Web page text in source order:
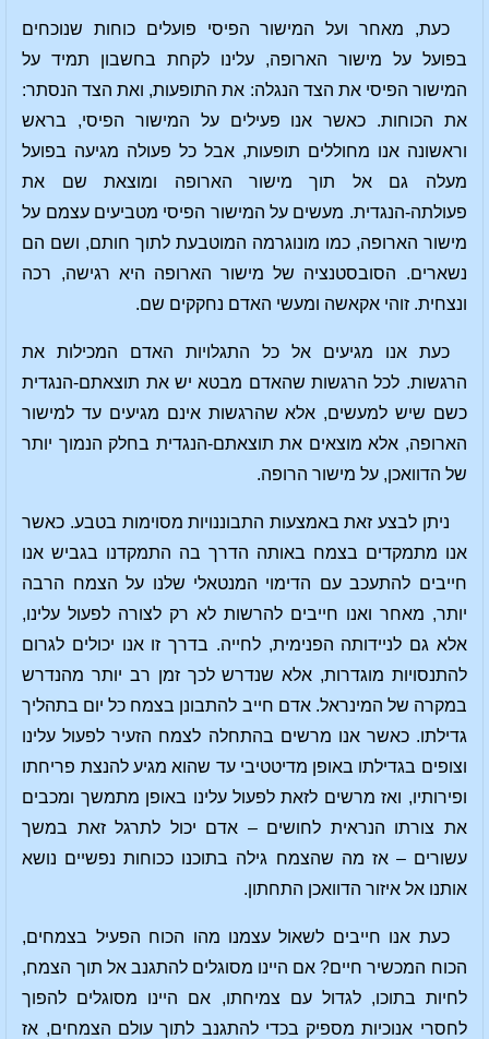
כעת, מאחר ועל המישור הפיסי פועלים כוחות שנוכחים
בפועל על מישור הארופה, עלינו לקחת בחשבון תמיד על
המישור הפיסי את הצד הנגלה: את התופעות, ואת הצד הנסתר:
את הכוחות. כאשר אנו פעילים על המישור הפיסי, בראש
וראשונה אנו מחוללים תופעות, אבל כל פעולה מגיעה בפועל
מעלה גם אל תוך מישור הארופה ומוצאת שם את
פעולתה-הנגדית. מעשים על המישור הפיסי מטביעים עצמם על
מישור הארופה, כמו מונוגרמה המוטבעת לתוך חותם, ושם הם
נשארים. הסובסטנציה של מישור הארופה היא רגישה, רכה
ונצחית. זוהי אקאשה ומעשי האדם נחקקים שם.
כעת אנו מגיעים אל כל התגלויות האדם המכילות את
הרגשות. לכל הרגשות שהאדם מבטא יש את תוצאתם-הנגדית
כשם שיש למעשים, אלא שהרגשות אינם מגיעים עד למישור
הארופה, אלא מוצאים את תוצאתם-הנגדית בחלק הנמוך יותר
של הדוואכן, על מישור הרופה.
ניתן לבצע זאת באמצעות התבוננויות מסוימות בטבע. כאשר
אנו מתמקדים בצמח באותה הדרך בה התמקדנו בגביש אנו
חייבים להתעכב עם הדימוי המנטאלי שלנו על הצמח הרבה
יותר, מאחר ואנו חייבים להרשות לא רק לצורה לפעול עלינו,
אלא גם לניידותה הפנימית, לחייה. בדרך זו אנו יכולים לגרום
להתנסויות מוגדרות, אלא שנדרש לכך זמן רב יותר מהנדרש
במקרה של המינראל. אדם חייב להתבונן בצמח כל יום בתהליך
גדילתו. כאשר אנו מרשים בהתחלה לצמח הזעיר לפעול עלינו
וצופים בגדילתו באופן מדיטטיבי עד שהוא מגיע להנצת פריחתו
ופירותיו, ואז מרשים לזאת לפעול עלינו באופן מתמשך ומכבים
את צורתו הנראית לחושים – אדם יכול לתרגל זאת במשך
עשורים – אז מה שהצמח גילה בתוכנו ככוחות נפשיים נושא
אותנו אל איזור הדוואכן התחתון.
כעת אנו חייבים לשאול עצמנו מהו הכוח הפעיל בצמחים,
הכוח המכשיר חיים? אם היינו מסוגלים להתגנב אל תוך הצמח,
לחיות בתוכו, לגדול עם צמיחתו, אם היינו מסוגלים להפוך
לחסרי אנוכיות מספיק בכדי להתגנב לתוך עולם הצמחים, אז